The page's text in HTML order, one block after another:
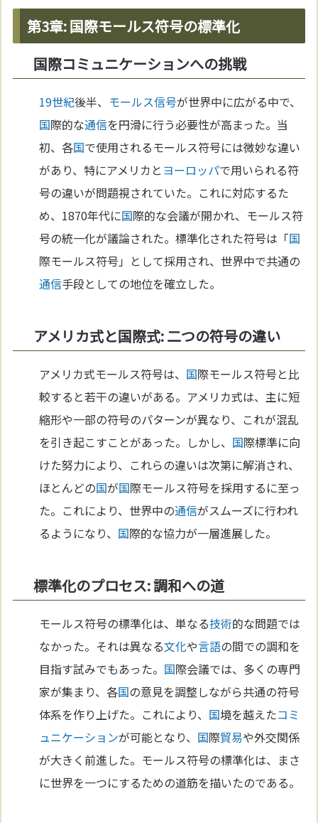
第3章: 国際モールス符号の標準化
国際コミュニケーションへの挑戦
19世紀後半、 モールス信号が世界中に広がる中で、
国際的な通信を円滑に行う必要性が高まった。当
初、各国で使用されるモールス符号には微妙な違い
があり、特にアメリカと ヨーロッパで用いられる符
号の違いが問題視されていた。これに対応するた
め、1870年代に国際的な会議が開かれ、モールス符
号の統一化が議論された。標準化された符号は「国
際モールス符号」として採用され、世界中で共通の
通信手段としての地位を確立した。
アメリカ式と国際式: 二つの符号の違い
アメリカ式モールス符号は、 国際モールス符号と比
較すると若干の違いがある。アメリカ式は、主に短
縮形や一部の符号のパターンが異なり、これが混乱
を引き起こすことがあった。しかし、 国際標準に向
けた努力により、これらの違いは次第に解消され、
ほとんどの国が国際モールス符号を採用するに至っ
た。これにより、世界中の通信がスムーズに行われ
るようになり、 国際的な協力が一層進展した。
標準化のプロセス: 調和への道
モールス符号の標準化は、単なる技術的な問題では
なかった。それは異なる文化や言語の間での調和を
目指す試みでもあった。 国際会議では、多くの専門
家が集まり、各国の意見を調整しながら共通の符号
体系を作り上げた。これにより、 国境を越えたコミ
ュニケーションが可能となり、 国際貿易や外交関係
が大きく前進した。モールス符号の標準化は、まさ
に世界を一つにするための道筋を描いたのである。